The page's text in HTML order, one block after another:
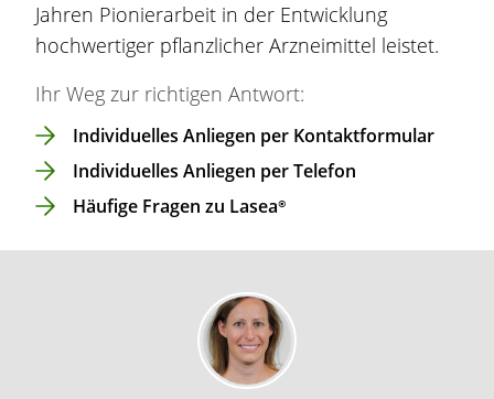
Jahren Pionierarbeit in der Entwicklung
hochwertiger pflanzlicher Arzneimittel leistet.
Ihr Weg zur richtigen Antwort:
Individuelles Anliegen per Kontaktformular
Individuelles Anliegen per Telefon
Häufige Fragen zu Lasea®